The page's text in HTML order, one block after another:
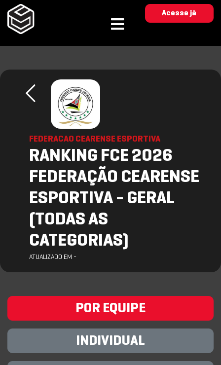
Acesse já
FEDERACAO CEARENSE ESPORTIVA
RANKING FCE 2026
FEDERAÇÃO CEARENSE
ESPORTIVA - GERAL
(TODAS AS
CATEGORIAS)
ATUALIZADO EM -
POR EQUIPE
INDIVIDUAL